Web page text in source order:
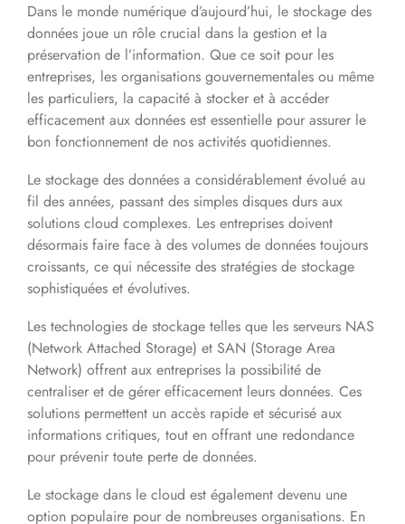
Dans le monde numérique d’aujourd’hui, le stockage des
données joue un rôle crucial dans la gestion et la
préservation de l’information. Que ce soit pour les
entreprises, les organisations gouvernementales ou même
les particuliers, la capacité à stocker et à accéder
efficacement aux données est essentielle pour assurer le
bon fonctionnement de nos activités quotidiennes.
Le stockage des données a considérablement évolué au
fil des années, passant des simples disques durs aux
solutions cloud complexes. Les entreprises doivent
désormais faire face à des volumes de données toujours
croissants, ce qui nécessite des stratégies de stockage
sophistiquées et évolutives.
Les technologies de stockage telles que les serveurs NAS
(Network Attached Storage) et SAN (Storage Area
Network) offrent aux entreprises la possibilité de
centraliser et de gérer efficacement leurs données. Ces
solutions permettent un accès rapide et sécurisé aux
informations critiques, tout en offrant une redondance
pour prévenir toute perte de données.
Le stockage dans le cloud est également devenu une
option populaire pour de nombreuses organisations. En